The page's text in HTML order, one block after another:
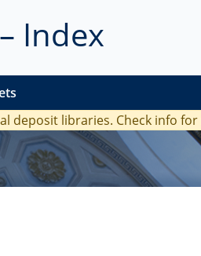
Index
deposit libraries. Check info for